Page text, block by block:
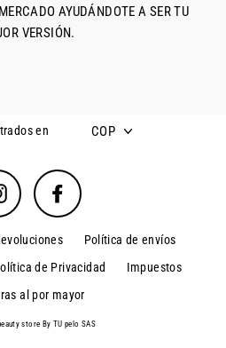
AYUDÁNDOTE A SER TU
VERSIÓN.
en COP
Instagram Facebook
Política de envíos
de Privacidad
Impuestos
al por mayor
store By TU pelo SAS